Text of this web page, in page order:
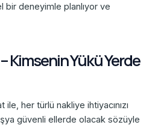
bir deneyimle planlıyor ve
Kimsenin Yükü Yerde
ile, her türlü nakliye ihtiyacınızı
güvenli ellerde olacak sözüyle